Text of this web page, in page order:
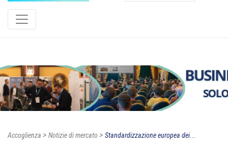
Accoglienza > Notizie di mercato > Standardizzazione europea dei...